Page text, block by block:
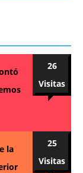
26
Visitas
la
25
Visitas